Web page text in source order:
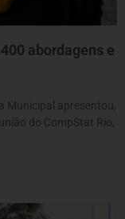
abordagens e
Municipal apresentou,
do CompStat Rio,